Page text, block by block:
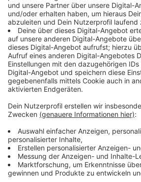
Rettungswagen gibt es nun eine
außerdem wurden die Wege für
Selbstzuweiser verkürzt.
„Durch die Komplettsanierung
Funktionalität und Ausstattung der
auf die Bedürfnisse der Patienten,
Rettungsdienstes sowie unserer
auch die neue RTW-
Zuwegung und Kurzzeitparkplätzen
direkt vor dem Eingang“ - Dr. Guido
Chefarzt des Instituts für
Nach Angaben des Krankenhauses
Uerdingen ein gemeinsames Team